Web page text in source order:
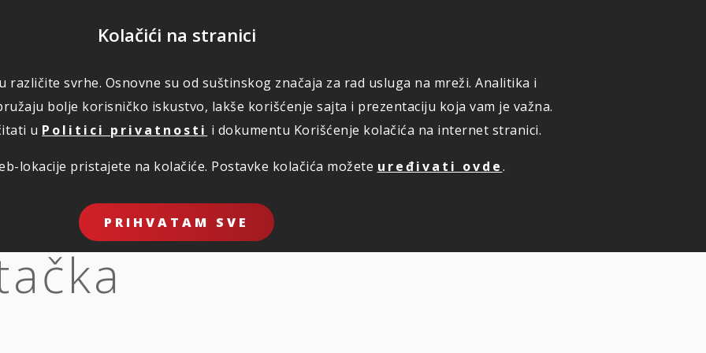
Kolačići na stranici
različite svrhe. Osnovne su od suštinskog značaja za rad usluga na mreži. Analitika i
bolje korisničko iskustvo, lakše korišćenje sajta i prezentaciju koja vam je važna.
u Politici privatnosti i dokumentu Korišćenje kolačića na internet stranici.
lokacije pristajete na kolačiće. Postavke kolačića možete uređivati ovde.
PRIHVATAM SVE
ŠTETE KORISNO O NAMA
PLATITE PREMIJU ONLINE ZAKAZIVANJE PREGLEDA